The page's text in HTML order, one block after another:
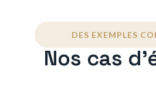
DES EXEMPLES
Nos cas